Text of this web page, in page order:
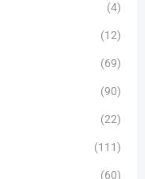
(4)
(12)
(69)
(90)
(22)
(111)
(60)